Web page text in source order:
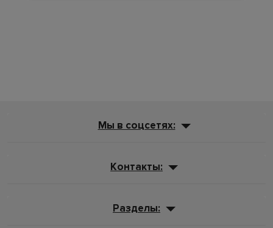
Мы в соцсетях:
Контакты:
Разделы: